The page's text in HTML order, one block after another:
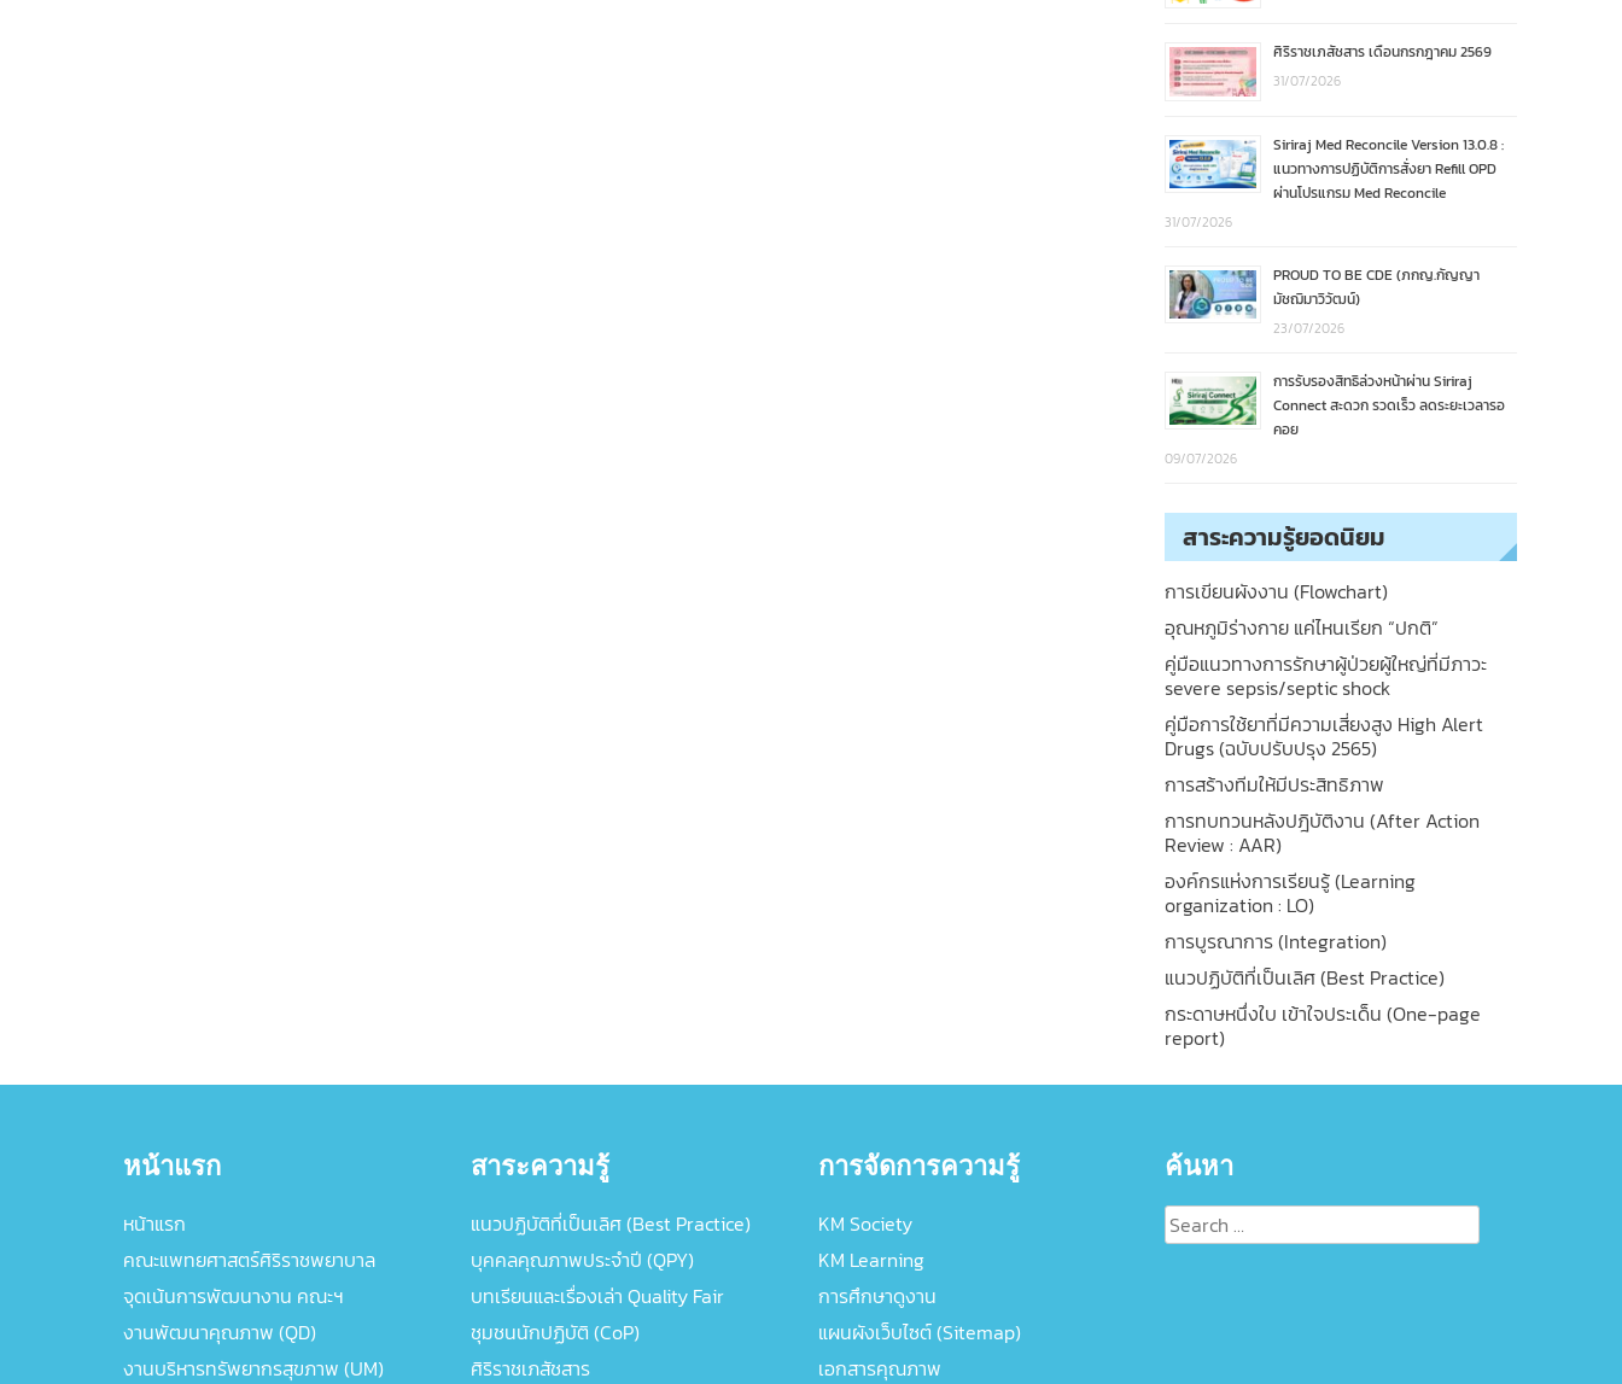
ศิริราชเภสัชสาร เดือนกรกฎาคม 2569
31/07/2026
Siriraj Med Reconcile Version 13.0.8 :
แนวทางการปฏิบัติการสั่งยา Refill OPD
ผ่านโปรแกรม Med Reconcile
31/07/2026
PROUD TO BE CDE (ภกญ.กัญญา
มัชฌิมาวิวัฒน์)
23/07/2026
การรับรองสิทธิล่วงหน้าผ่าน Siriraj
Connect สะดวก รวดเร็ว ลดระยะเวลารอ
คอย
09/07/2026
สาระความรู้ยอดนิยม
การเขียนผังงาน (Flowchart)
อุณหภูมิร่างกาย แค่ไหนเรียก “ปกติ”
คู่มือแนวทางการรักษาผู้ป่วยผู้ใหญ่ที่มีภาวะ
severe sepsis/septic shock
คู่มือการใช้ยาที่มีความเสี่ยงสูง High Alert
Drugs (ฉบับปรับปรุง 2565)
การสร้างทีมให้มีประสิทธิภาพ
การทบทวนหลังปฎิบัติงาน (After Action
Review : AAR)
องค์กรแห่งการเรียนรู้ (Learning
organization : LO)
การบูรณาการ (Integration)
แนวปฏิบัติที่เป็นเลิศ (Best Practice)
กระดาษหนึ่งใบ เข้าใจประเด็น (One-page
report)
หน้าแรก
หน้าแรก
คณะแพทยศาสตร์ศิริราชพยาบาล
จุดเน้นการพัฒนางาน คณะฯ
งานพัฒนาคุณภาพ (QD)
งานบริหารทรัพยากรสุขภาพ (UM)
สาระความรู้
แนวปฏิบัติที่เป็นเลิศ (Best Practice)
บุคคลคุณภาพประจำปี (QPY)
บทเรียนและเรื่องเล่า Quality Fair
ชุมชนนักปฏิบัติ (CoP)
ศิริราชเภสัชสาร
การจัดการความรู้
KM Society
KM Learning
การศึกษาดูงาน
แผนผังเว็บไซต์ (Sitemap)
เอกสารคุณภาพ
ค้นหา
Search
for: